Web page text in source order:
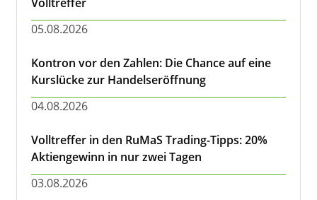
05.08.2026
Kontron vor den Zahlen: Die Chance auf eine
Kurslücke zur Handelseröffnung
04.08.2026
Volltreffer in den RuMaS Trading-Tipps: 20%
Aktiengewinn in nur zwei Tagen
03.08.2026